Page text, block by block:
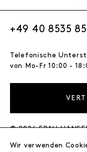
+49 40 8535
Telefonische
von Mo-Fr 10:00 -
© 2026 FRAU
Wir verwenden